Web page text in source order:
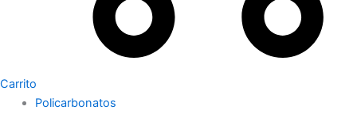
Carrito
Policarbonatos